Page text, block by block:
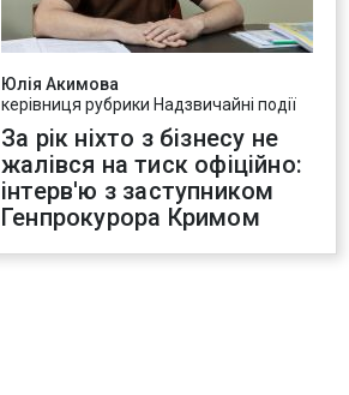
Юлія Акимова
керівниця рубрики Надзвичайні події
За рік ніхто з бізнесу не
жалівся на тиск офіційно:
інтерв'ю з заступником
Генпрокурора Кримом